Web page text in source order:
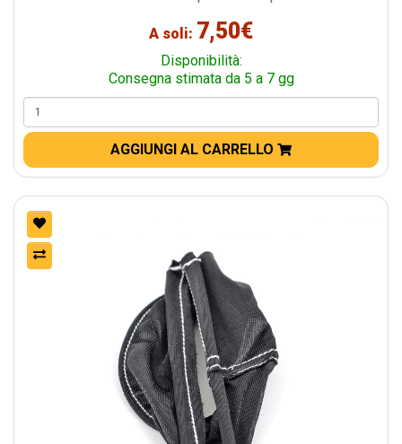
A soli: 7,50€
Disponibilità:
Consegna stimata da 5 a 7 gg
AGGIUNGI AL CARRELLO